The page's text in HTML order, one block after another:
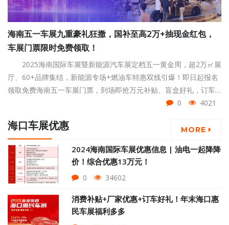
海南五一车展九重豪礼狂撒，国补至高2万+抽现金红包，
车展门票限时免费领取！
2025海南国际车展暨新能源汽车展定档五一黄金周，超2万㎡展
厅、60+品牌集结，新能源专场+燃油车特惠双线引爆！即日起报名
领取免费海南五一车展门票，到场即抢万元补贴、盲盒好礼，订车
抽现金红包，不买车也能赢茶叶！快来领取海南五一车展门票吧！
0 4021
海口车展优惠 MORE
2024海南国际车展优惠信息 | 油电一起降降
价！综合优惠13万元！
0 34602
消费补贴+厂家优惠+订车好礼！年末海口惠
民车展福利多多